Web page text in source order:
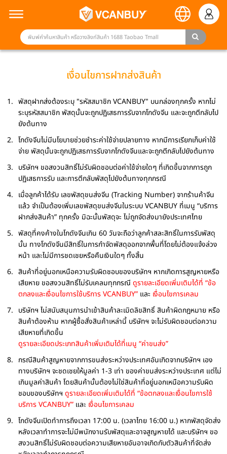
เงื่อนไขการฝากส่งสินค้า
พัสดุฝากส่งต้องระบุ "รหัสสมาชิก VCANBUY" บนกล่องทุกครั้ง หากไม่
ระบุรหัสสมาชิก พัสดุนั้นจะถูกปฏิเสธการรับจากโกดังจีน และจะถูกตีกลับไป
ยังต้นทาง
โกดังจีนไม่มีนโยบายช่วยชำระค่าใช้จ่ายปลายทาง หากมีการเรียกเก็บค่าใช้
จ่าย พัสดุนั้นจะถูกปฏิเสธการรับจากโกดังจีนและจะถูกตีกลับไปยังต้นทาง
บริษัทฯ ขอสงวนสิทธิ์ไม่รับผิดชอบต่อค่าใช้จ่ายใดๆ ที่เกิดขึ้นจากการถูก
ปฏิเสธการรับ และการตีกลับพัสดุไปยังต้นทางทุกกรณี
เมื่อลูกค้าได้รับ เลขพัสดุขนส่งจีน (Tracking Number) จากร้านค้าจีน
แล้ว จำเป็นต้องเพิ่มเลขพัสดุขนส่งจีนในระบบ VCANBUY ที่เมนู “บริการ
ฝากส่งสินค้า” ทุกครั้ง มิฉะนั้นพัสดุจะ ไม่ถูกจัดส่งมายังประเทศไทย
พัสดุที่คงค้างในโกดังจีนเกิน 60 วันจะถือว่าลูกค้าสละสิทธิ์ในการรับพัสดุ
นั้น ทางโกดังจีนมีสิทธิ์ในการกำจัดพัสดุออกจากพื้นที่โดยไม่ต้องแจ้งล่วง
หน้า และไม่มีการชดเชยหรือคืนเงินใดๆ ทั้งสิ้น
สินค้าที่อยู่นอกเหนือความรับผิดชอบของบริษัทฯ หากเกิดการสูญหายหรือ
เสียหาย ขอสงวนสิทธิ์ไม่รับเคลมทุกกรณี ดูรายละเอียดเพิ่มเติมได้ที่ “ข้อ
ตกลงและเงื่อนไขการใช้บริการ VCANBUY” และ เงื่อนไขการเคลม
บริษัทฯ ไม่สนับสนุนการนำเข้าสินค้าละเมิดลิขสิทธิ์ สินค้าผิดกฎหมาย หรือ
สินค้าต้องห้าม หากผู้ซื้อสั่งสินค้าเหล่านี้ บริษัทฯ จะไม่รับผิดชอบต่อความ
เสียหายที่เกิดขึ้น
ดูรายละเอียดประเภทสินค้าเพิ่มเติมได้ที่เมนู “ค่าขนส่ง”
กรณีสินค้าสูญหายจากการขนส่งระหว่างประเทศอันเกิดจากบริษัทฯ เอง
ทางบริษัทฯ จะชดเชยให้มูลค่า 1-3 เท่า ของค่าขนส่งระหว่างประเทศ แต่ไม่
เกินมูลค่าสินค้า โดยสินค้านั้นต้องไม่ใช่สินค้าที่อยู่นอกเหนือความรับผิด
ชอบของบริษัทฯ ดูรายละเอียดเพิ่มเติมได้ที่ “ข้อตกลงและเงื่อนไขการใช้
บริการ VCANBUY” และ เงื่อนไขการเคลม
โกดังจีนเปิดทำการถึงเวลา 17:00 น. (เวลาไทย 16:00 น.) หากพัสดุจัดส่ง
หลังเวลาทำการจะไม่มีพนักงานรับพัสดุและอาจสูญหายได้ และบริษัทฯ ขอ
สงวนสิทธิ์ไม่รับผิดชอบต่อความเสียหายอันอาจเกิดกับตัวสินค้าที่จัดส่ง